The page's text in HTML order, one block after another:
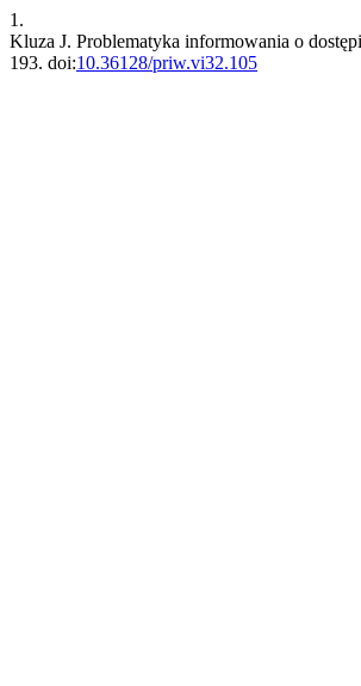
1.
Kluza J. Problematyka informowania o
193. doi:10.36128/priw.vi32.105